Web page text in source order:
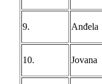
9. Anđela
10. Jovana